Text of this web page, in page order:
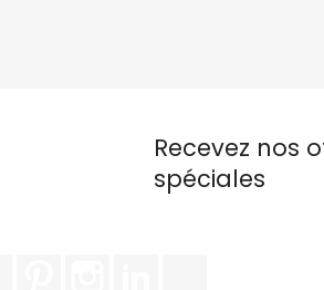
Recevez nos
spéciales